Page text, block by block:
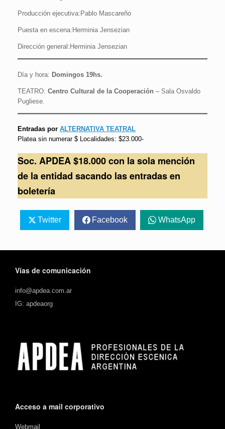
Producción ejecutiva:Pablo Mascareño
Puesta en escena:Herminia Jensezian
Dirección general:Herminia Jensezian
Día y hora: Domingos 19hs.
TEATRO: Centro Cultural de la Cooperación – Sala Osvaldo
Pugliese.
Entradas por ALTERNATIVA TEATRAL
Platea sin numerar $ Localidades: $23.000-
Soc. APDEA $18.000con la sola mención
de la entidad sacando las entradas en
boletería
Twitter Facebook WhatsApp
Vías de comunicación
info@apdea.com.ar
IG: apdeaorg
Acceso a mail corporativo
Webmail